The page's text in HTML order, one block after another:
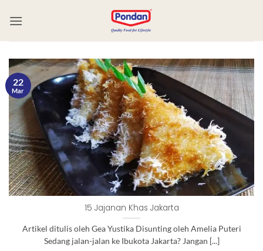
15 Jajanan Khas Jakarta
Artikel ditulis oleh Gea Yustika Disunting oleh Amelia Puteri
Sedang jalan-jalan ke Ibukota Jakarta? Jangan [...]
22
Mar